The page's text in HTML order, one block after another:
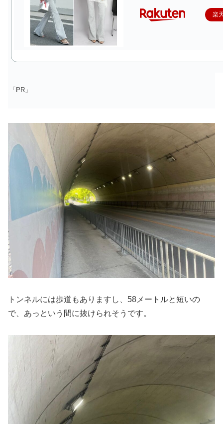
楽
「PR」
トンネルには歩道もありますし、58メートルと短いの
で、あっという間に抜けられそうです。